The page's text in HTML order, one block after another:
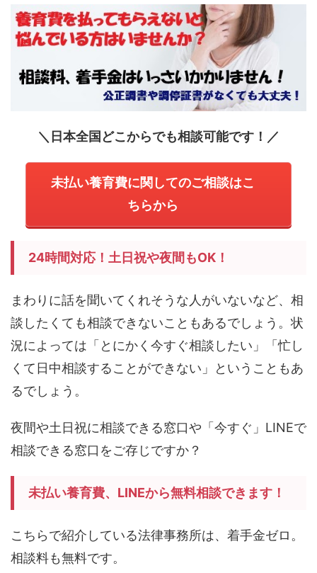
＼日本全国どこからでも相談可能です！／
未払い養育費に関してのご相談はこ
ちらから
24時間対応！土日祝や夜間もOK！
まわりに話を聞いてくれそうな人がいないなど、相
談したくても相談できないこともあるでしょう。状
況によっては「とにかく今すぐ相談したい」「忙し
くて日中相談することができない」ということもあ
るでしょう。
夜間や土日祝に相談できる窓口や「今すぐ」LINEで
相談できる窓口をご存じですか？
未払い養育費、LINEから無料相談できます！
こちらで紹介している法律事務所は、着手金ゼロ。
相談料も無料です。